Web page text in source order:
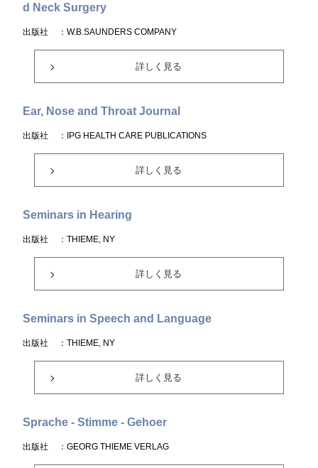
d Neck Surgery
出版社 ：W.B.SAUNDERS COMPANY
詳しく見る
Ear, Nose and Throat Journal
出版社 ：IPG HEALTH CARE PUBLICATIONS
詳しく見る
Seminars in Hearing
出版社 ：THIEME, NY
詳しく見る
Seminars in Speech and Language
出版社 ：THIEME, NY
詳しく見る
Sprache - Stimme - Gehoer
出版社 ：GEORG THIEME VERLAG